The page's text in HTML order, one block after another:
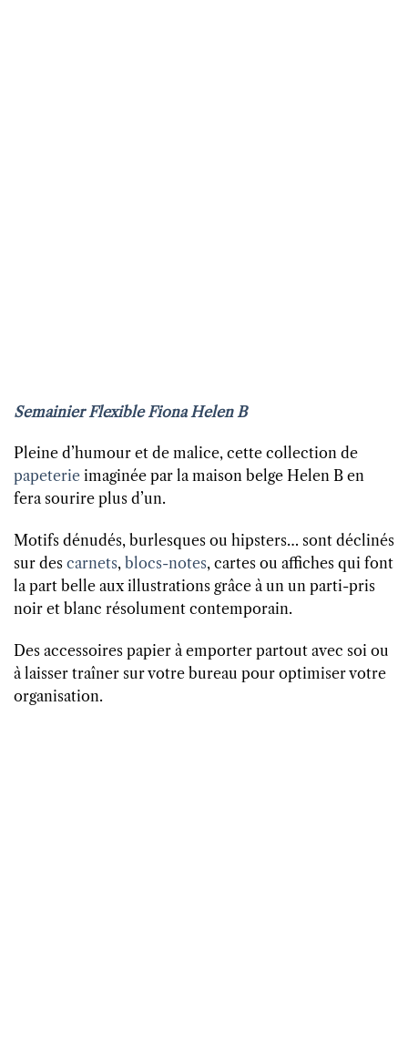
Semainier Flexible Fiona Helen B
Pleine d’humour et de malice, cette collection de
papeterie imaginée par la maison belge Helen B en
fera sourire plus d’un.
Motifs dénudés, burlesques ou hipsters… sont déclinés
sur des carnets, blocs-notes, cartes ou affiches qui font
la part belle aux illustrations grâce à un un parti-pris
noir et blanc résolument contemporain.
Des accessoires papier à emporter partout avec soi ou
à laisser traîner sur votre bureau pour optimiser votre
organisation.